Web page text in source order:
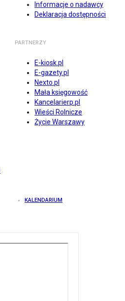
Informacje o nadawcy
Deklaracja dostępności
PARTNERZY
E-kiosk.pl
E-gazety.pl
Nexto.pl
Mała księgowość
Kancelarierp.pl
Wieści Rolnicze
Życie Warszawy
KALENDARIUM